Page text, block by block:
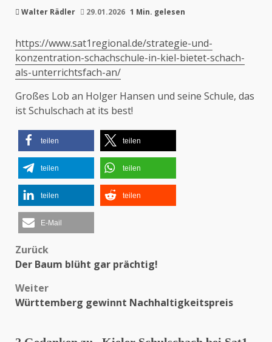
Walter Rädler 29.01.2026 1 Min. gelesen
https://www.sat1regional.de/strategie-und-
konzentration-schachschule-in-kiel-bietet-schach-
als-unterrichtsfach-an/
Großes Lob an Holger Hansen und seine Schule, das
ist Schulschach at its best!
teilen teilen
teilen teilen
teilen teilen
E-Mail
Beitragsnavigation
Zurück
Der Baum blüht gar prächtig!
Weiter
Württemberg gewinnt Nachhaltigkeitspreis